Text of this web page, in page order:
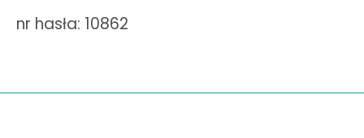
nr hasła: 10862